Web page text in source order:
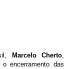
Marcelo Cherto,
encerramento das